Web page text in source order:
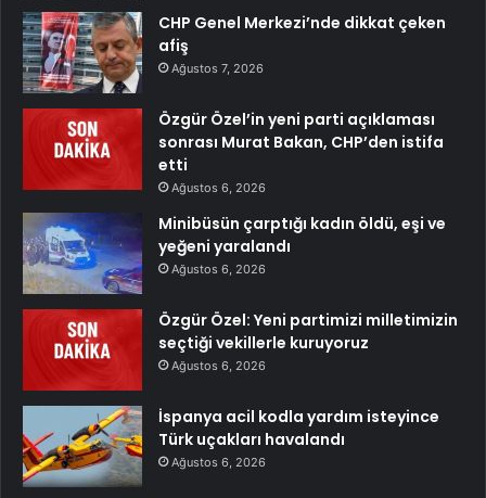
CHP Genel Merkezi’nde dikkat çeken
afiş
Ağustos 7, 2026
Özgür Özel’in yeni parti açıklaması
sonrası Murat Bakan, CHP’den istifa
etti
Ağustos 6, 2026
Minibüsün çarptığı kadın öldü, eşi ve
yeğeni yaralandı
Ağustos 6, 2026
Özgür Özel: Yeni partimizi milletimizin
seçtiği vekillerle kuruyoruz
Ağustos 6, 2026
İspanya acil kodla yardım isteyince
Türk uçakları havalandı
Ağustos 6, 2026